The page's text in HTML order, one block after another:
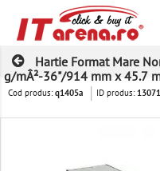
Hartie Format Mare
g/mÂ²-36"/914 mm x 45.7
Cod produs:q1405a ID produs: 13071